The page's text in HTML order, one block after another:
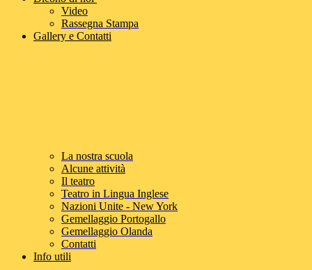
Video
Rassegna Stampa
Gallery e Contatti
La nostra scuola
Alcune attività
Il teatro
Teatro in Lingua Inglese
Nazioni Unite - New York
Gemellaggio Portogallo
Gemellaggio Olanda
Contatti
Info utili